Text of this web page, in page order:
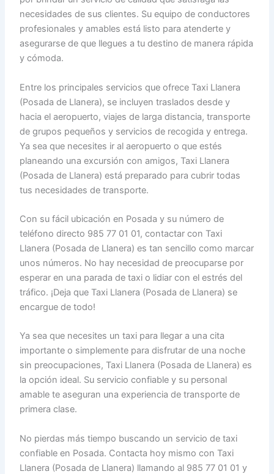
necesidades de sus clientes. Su equipo de conductores
profesionales y amables está listo para atenderte y
asegurarse de que llegues a tu destino de manera rápida
y cómoda.
Entre los principales servicios que ofrece Taxi Llanera
(Posada de Llanera), se incluyen traslados desde y
hacia el aeropuerto, viajes de larga distancia, transporte
de grupos pequeños y servicios de recogida y entrega.
Ya sea que necesites ir al aeropuerto o que estés
planeando una excursión con amigos, Taxi Llanera
(Posada de Llanera) está preparado para cubrir todas
tus necesidades de transporte.
Con su fácil ubicación en Posada y su número de
teléfono directo 985 77 01 01, contactar con Taxi
Llanera (Posada de Llanera) es tan sencillo como marcar
unos números. No hay necesidad de preocuparse por
esperar en una parada de taxi o lidiar con el estrés del
tráfico. ¡Deja que Taxi Llanera (Posada de Llanera) se
encargue de todo!
Ya sea que necesites un taxi para llegar a una cita
importante o simplemente para disfrutar de una noche
sin preocupaciones, Taxi Llanera (Posada de Llanera) es
la opción ideal. Su servicio confiable y su personal
amable te aseguran una experiencia de transporte de
primera clase.
No pierdas más tiempo buscando un servicio de taxi
confiable en Posada. Contacta hoy mismo con Taxi
Llanera (Posada de Llanera) llamando al 985 77 01 01 y